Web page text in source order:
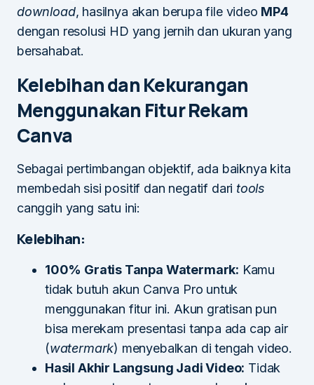
download, hasilnya akan berupa file video MP4
dengan resolusi HD yang jernih dan ukuran yang
bersahabat.
Kelebihan dan Kekurangan
Menggunakan Fitur Rekam
Canva
Sebagai pertimbangan objektif, ada baiknya kita
membedah sisi positif dan negatif dari tools
canggih yang satu ini:
Kelebihan:
100% Gratis Tanpa Watermark: Kamu
tidak butuh akun Canva Pro untuk
menggunakan fitur ini. Akun gratisan pun
bisa merekam presentasi tanpa ada cap air
(watermark) menyebalkan di tengah video.
Hasil Akhir Langsung Jadi Video: Tidak